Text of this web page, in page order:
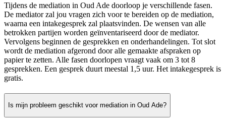
Tijdens de mediation in Oud Ade doorloop je verschillende fasen.
De mediator zal jou vragen zich voor te bereiden op de mediation,
waarna een intakegesprek zal plaatsvinden. De wensen van alle
betrokken partijen worden geïnventariseerd door de mediator.
Vervolgens beginnen de gesprekken en onderhandelingen. Tot slot
wordt de mediation afgerond door alle gemaakte afspraken op
papier te zetten. Alle fasen doorlopen vraagt vaak om 3 tot 8
gesprekken. Een gesprek duurt meestal 1,5 uur. Het intakegesprek is
gratis.
Is mijn probleem geschikt voor mediation in Oud Ade?